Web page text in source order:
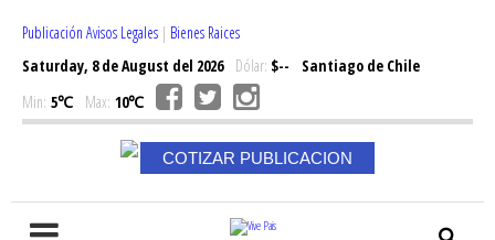
Publicación Avisos Legales | Bienes Raices
Saturday, 8 de August del 2026Dólar: $--
Santiago de Chile
Min: 5℃ Max: 10℃
COTIZAR PUBLICACION